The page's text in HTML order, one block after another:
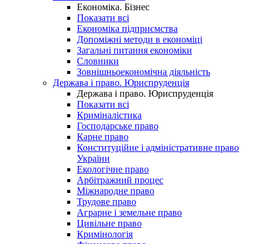
Економіка. Бізнес
Показати всі
Економіка підприємства
Допоміжні методи в економіці
Загальні питання економіки
Словники
Зовнішньоекономічна діяльність
Держава і право. Юриспруденція
Держава і право. Юриспруденція
Показати всі
Криміналістика
Господарське право
Карне право
Конституційне і адміністративне право
України
Екологічне право
Арбітражний процес
Міжнародне право
Трудове право
Аграрне і земельне право
Цивільне право
Кримінологія